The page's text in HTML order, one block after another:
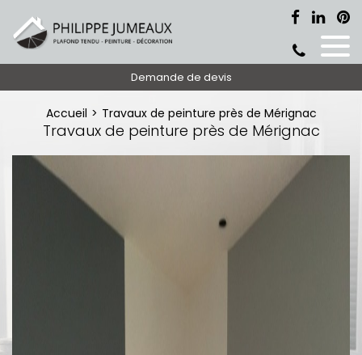
Demande de devis
Accueil Travaux de peinture près de Mérignac
Travaux de peinture près de Mérignac